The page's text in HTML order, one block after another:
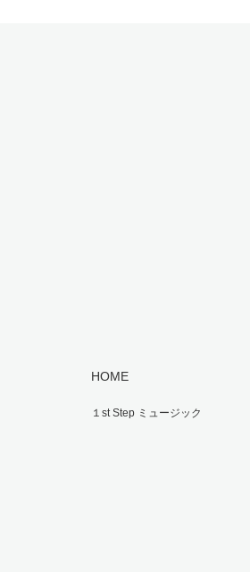
HOME
１st Step ミュージック